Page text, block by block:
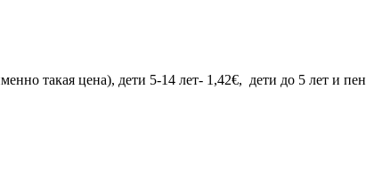
такая цена), дети 5-14 лет- 1,42€, дети до 5 лет и